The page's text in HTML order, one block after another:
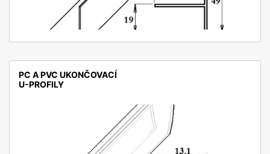
PC A PVC UKONČOVACÍ
U-PROFILY